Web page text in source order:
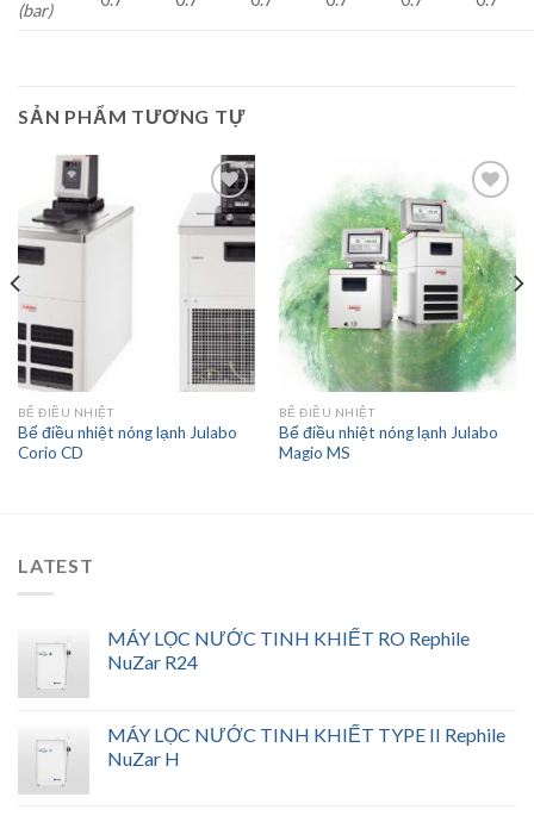
(bar)
SẢN PHẨM TƯƠNG TỰ
Add to
BỂ ĐIỀU NHIỆT
Bể điều nhiệt nóng lạnh Julabo
Corio CD
Add to
wishlist
BỂ ĐIỀU NHIỆT
Bể điều nhiệt nóng lạnh Julabo
Magio MS
LATEST
MÁY LỌC NƯỚC TINH KHIẾT RO Rephile
NuZar R24
MÁY LỌC NƯỚC TINH KHIẾT TYPE II Rephile
NuZar H